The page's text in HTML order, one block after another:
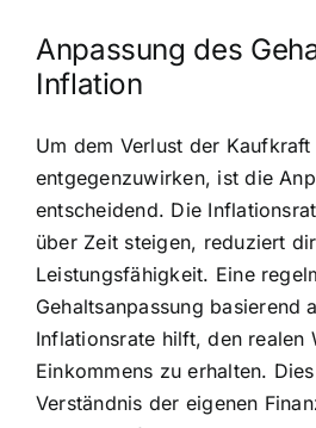
Anpassung des
Inflation
Um dem Verlust der
entgegenzuwirken, ist die
entscheidend. Die
über Zeit steigen, reduziert
Leistungsfähigkeit. Eine
Gehaltsanpassung basierend
Inflationsrate hilft, den realen
Einkommens zu erhalten.
Verständnis der eigenen